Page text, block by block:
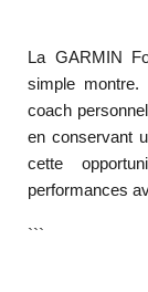
La GARMIN
simple
coach
en conservant
cette
performances
```